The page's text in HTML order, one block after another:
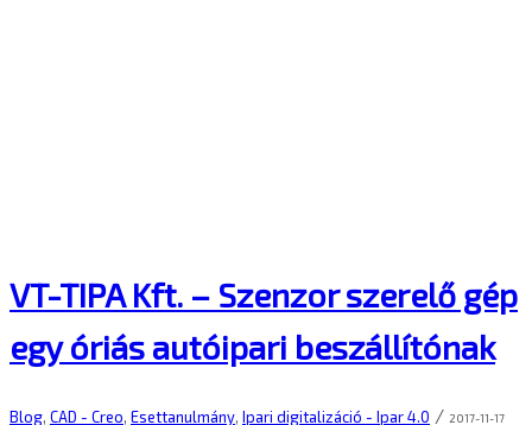
VT-TIPA Kft. – Szenzor szerelő gép
egy óriás autóipari beszállítónak
Blog, CAD - Creo, Esettanulmány, Ipari digitalizáció - Ipar 4.0 / 2017-11-17